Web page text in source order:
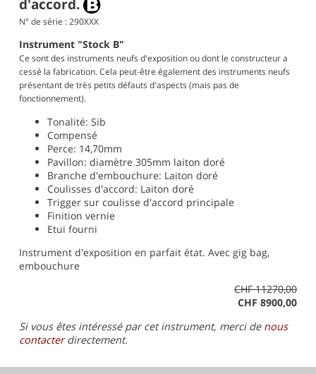
N° de série : 290XXX
Instrument "Stock B"
Ce sont des instruments neufs d'exposition ou dont le constructeur a
cessé la fabrication. Cela peut-être également des instruments neufs
présentant de très petits défauts d'aspects (mais pas de
fonctionnement).
Tonalité: Sib
Compensé
Perce: 14,70mm
Pavillon: diamètre 305mm laiton doré
Branche d'embouchure: Laiton doré
Coulisses d'accord: Laiton doré
Trigger sur coulisse d'accord principale
Finition vernie
Etui fourni
Instrument d'exposition en parfait état. Avec gig bag,
embouchure
CHF 11270,00
CHF 8900,00
Si vous êtes intéressé par cet instrument, merci de nous
contacterdirectement.